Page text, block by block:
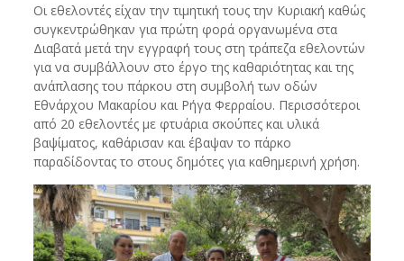
Οι εθελοντές είχαν την τιμητική τους την Κυριακή καθώς
συγκεντρώθηκαν για πρώτη φορά οργανωμένα στα
Διαβατά μετά την εγγραφή τους στη τράπεζα εθελοντών
για να συμβάλλουν στο έργο της καθαριότητας και της
ανάπλασης του πάρκου στη συμβολή των οδών
Εθνάρχου Μακαρίου και Ρήγα Φερραίου. Περισσότεροι
από 20 εθελοντές με φτυάρια σκούπες και υλικά
βαψίματος, καθάρισαν και έβαψαν το πάρκο
παραδίδοντας το στους δημότες για καθημερινή χρήση.